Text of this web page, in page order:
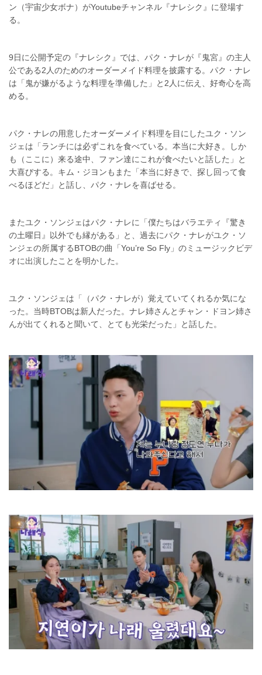
ン（宇宙少女ボナ）がYoutubeチャンネル『ナレシク』に登場す
る。
9日に公開予定の『ナレシク』では、パク・ナレが『鬼宮』の主人
公である2人のためのオーダーメイド料理を披露する。パク・ナレ
は「鬼が嫌がるような料理を準備した」と2人に伝え、好奇心を高
める。
パク・ナレの用意したオーダーメイド料理を目にしたユク・ソン
ジェは「ランチには必ずこれを食べている。本当に大好き。しか
も（ここに）来る途中、ファン達にこれが食べたいと話した」と
大喜びする。キム・ジヨンもまた「本当に好きで、探し回って食
べるほどだ」と話し、パク・ナレを喜ばせる。
またユク・ソンジェはパク・ナレに「僕たちはバラエティ『驚き
の土曜日』以外でも縁がある」と、過去にパク・ナレがユク・ソ
ンジェの所属するBTOBの曲「You’re So Fly」のミュージックビデ
オに出演したことを明かした。
ユク・ソンジェは「（パク・ナレが）覚えていてくれるか気にな
った。当時BTOBは新人だった。ナレ姉さんとチャン・ドヨン姉さ
んが出てくれると聞いて、とても光栄だった」と話した。